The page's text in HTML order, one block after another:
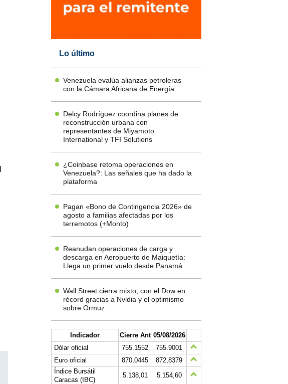
Lo último
Venezuela evalúa alianzas petroleras
con la Cámara Africana de Energía
Delcy Rodríguez coordina planes de
reconstrucción urbana con
representantes de Miyamoto
International y TFI Solutions
¿Coinbase retoma operaciones en
Venezuela?: Las señales que ha dado la
plataforma
Pagan «Bono de Contingencia 2026» de
agosto a familias afectadas por los
terremotos (+Monto)
Reanudan operaciones de carga y
descarga en Aeropuerto de Maiquetía:
Llega un primer vuelo desde Panamá
Wall Street cierra mixto, con el Dow en
récord gracias a Nvidia y el optimismo
sobre Ormuz
Indicador Cierre Ant 05/08/2026
Dólar oficial
755.1552
755.9001
Euro oficial
870,0445
872,8379
Índice Bursátil
Caracas (IBC)
5.138,01
5.154,60